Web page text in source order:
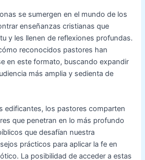
se sumergen en el mundo de los
enseñanzas cristianas que
y les llenen de reflexiones profundas.
reconocidos pastores han
en este formato, buscando expandir
más amplia y sedienta de
edificantes, los pastores comparten
que penetran en lo más profundo
que desafían nuestra
prácticos para aplicar la fe en
La posibilidad de acceder a estas